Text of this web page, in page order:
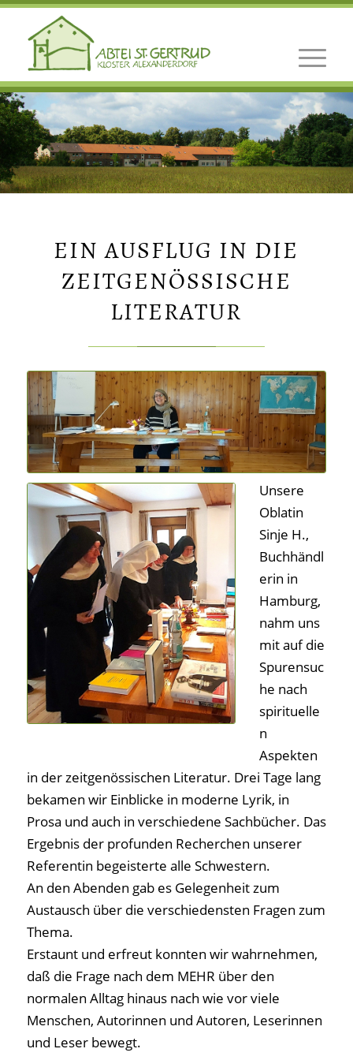
EIN AUSFLUG IN DIE
ZEITGENÖSSISCHE
LITERATUR
Unsere
Oblatin
Sinje H.,
Buchhändl
erin in
Hamburg,
nahm uns
mit auf die
Spurensuc
he nach
spirituelle
n
Aspekten
in der zeitgenössischen Literatur. Drei Tage lang
bekamen wir Einblicke in moderne Lyrik, in
Prosa und auch in verschiedene Sachbücher. Das
Ergebnis der profunden Recherchen unserer
Referentin begeisterte alle Schwestern.
An den Abenden gab es Gelegenheit zum
Austausch über die verschiedensten Fragen zum
Thema.
Erstaunt und erfreut konnten wir wahrnehmen,
daß die Frage nach dem MEHR über den
normalen Alltag hinaus nach wie vor viele
Menschen, Autorinnen und Autoren, Leserinnen
und Leser bewegt.